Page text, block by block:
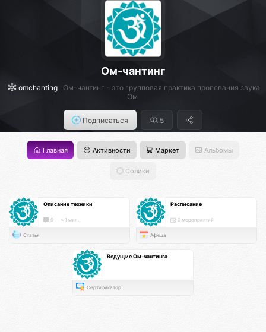
Ом-чантинг
omchanting
Ом-чантинг - это групповая практика пропевания звука
Ом
Подписаться 5
Главная Активности Маркет Альбомы
Солики
Описание техники
0 < 1 мин.
Статья
Расписание
0 мероприятий
Афиша
Ведущие Ом-чантинга
Сертификатор